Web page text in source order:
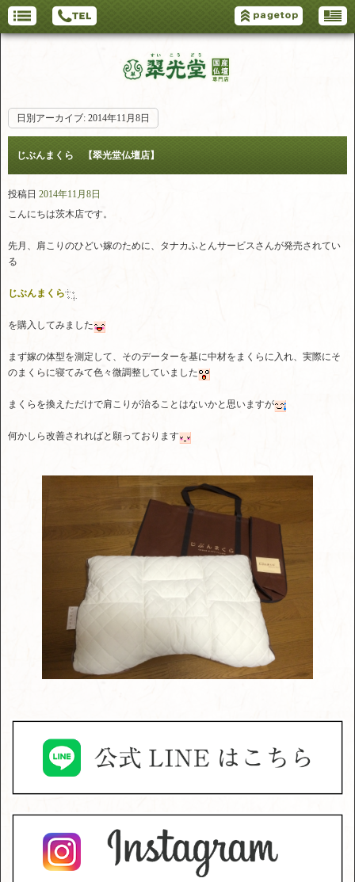
日別アーカイブ: 2014年11月8日
じぶんまくら 【翠光堂仏壇店】
投稿日 2014年11月8日
こんにちは茨木店です。
先月、肩こりのひどい嫁のために、タナカふとんサービスさんが発売されてい
る
じぶんまくら
を購入してみました
まず嫁の体型を測定して、そのデーターを基に中材をまくらに入れ、実際にそ
のまくらに寝てみて色々微調整していました
まくらを換えただけで肩こりが治ることはないかと思いますが
何かしら改善されればと願っております